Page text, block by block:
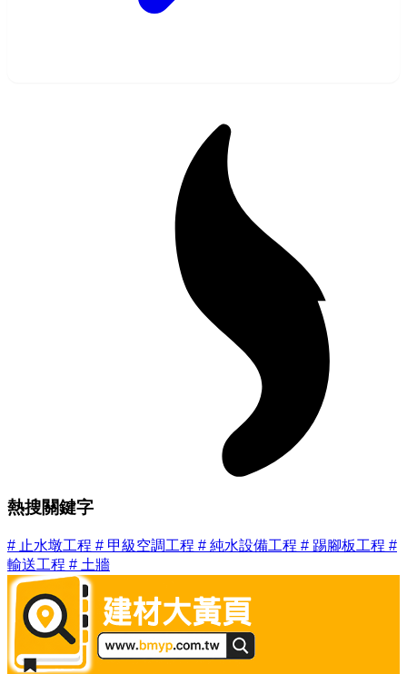
熱搜關鍵字
# 止水墩工程 # 甲級空調工程 # 純水設備工程 # 踢腳板工程 #
輸送工程 # 土牆